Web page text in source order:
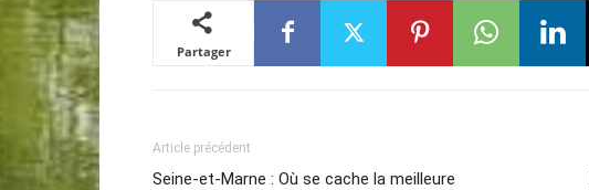
Partager
Article précédent
Seine-et-Marne : Où se cache la meilleure